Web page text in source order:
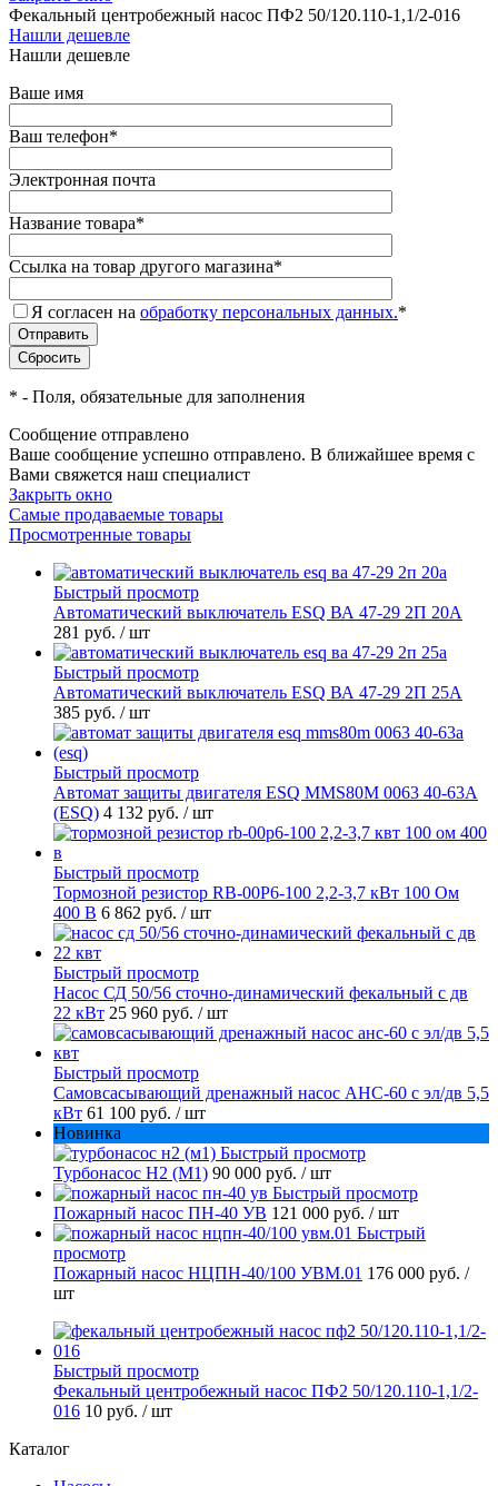
Фекальный центробежный насос ПФ2 50/120.110-1,1/2-016
Нашли дешевле
Нашли дешевле
Ваше имя
Ваш телефон*
Электронная почта
Название товара*
Ссылка на товар другого магазина*
Я согласен на обработку персональных данных.*
* - Поля, обязательные для заполнения
Сообщение отправлено
Ваше сообщение успешно отправлено. В ближайшее время с
Вами свяжется наш специалист
Закрыть окно
Самые продаваемые товары
Просмотренные товары
Быстрый просмотр
Автоматический выключатель ESQ ВА 47-29 2П 20А
281 руб. / шт
Быстрый просмотр
Автоматический выключатель ESQ ВА 47-29 2П 25А
385 руб. / шт
Быстрый просмотр
Автомат защиты двигателя ESQ MMS80M 0063 40-63А
(ESQ) 4 132 руб. / шт
Быстрый просмотр
Тормозной резистор RB-00P6-100 2,2-3,7 кВт 100 Ом
400 В 6 862 руб. / шт
Быстрый просмотр
Насос СД 50/56 сточно-динамический фекальный с дв
22 кВт 25 960 руб. / шт
Быстрый просмотр
Самовсасывающий дренажный насос АНС-60 с эл/дв 5,5
кВт 61 100 руб. / шт
Новинка
Быстрый просмотр
Турбонасос Н2 (М1) 90 000 руб. / шт
Быстрый просмотр
Пожарный насос ПН-40 УВ 121 000 руб. / шт
Быстрый
просмотр
Пожарный насос НЦПН-40/100 УВМ.01 176 000 руб. /
шт
Быстрый просмотр
Фекальный центробежный насос ПФ2 50/120.110-1,1/2-
016 10 руб. / шт
Каталог